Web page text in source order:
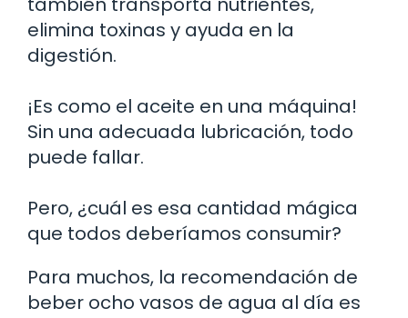
elimina toxinas y ayuda en la
digestión.
¡Es como el aceite en una máquina!
Sin una adecuada lubricación, todo
puede fallar.
Pero, ¿cuál es esa cantidad mágica
que todos deberíamos consumir?
Para muchos, la recomendación de
beber ocho vasos de agua al día es